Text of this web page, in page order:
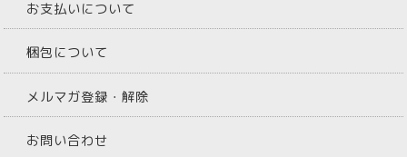
お支払いについて
梱包について
メルマガ登録・解除
お問い合わせ